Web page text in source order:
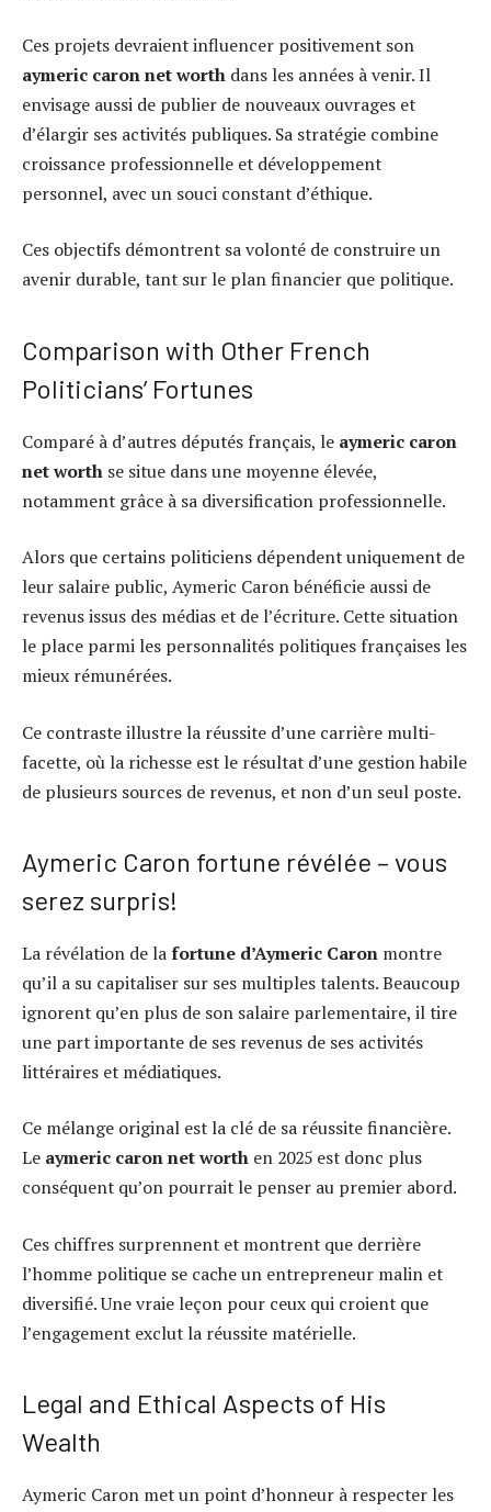
Ces projets devraient influencer positivement son
aymeric caron net worth dans les années à venir. Il
envisage aussi de publier de nouveaux ouvrages et
d’élargir ses activités publiques. Sa stratégie combine
croissance professionnelle et développement
personnel, avec un souci constant d’éthique.
Ces objectifs démontrent sa volonté de construire un
avenir durable, tant sur le plan financier que politique.
Comparison with Other French
Politicians’ Fortunes
Comparé à d’autres députés français, le aymeric caron
net worth se situe dans une moyenne élevée,
notamment grâce à sa diversification professionnelle.
Alors que certains politiciens dépendent uniquement de
leur salaire public, Aymeric Caron bénéficie aussi de
revenus issus des médias et de l’écriture. Cette situation
le place parmi les personnalités politiques françaises les
mieux rémunérées.
Ce contraste illustre la réussite d’une carrière multi-
facette, où la richesse est le résultat d’une gestion habile
de plusieurs sources de revenus, et non d’un seul poste.
Aymeric Caron fortune révélée – vous
serez surpris!
La révélation de lafortune d’Aymeric Caron montre
qu’il a su capitaliser sur ses multiples talents. Beaucoup
ignorent qu’en plus de son salaire parlementaire, il tire
une part importante de ses revenus de ses activités
littéraires et médiatiques.
Ce mélange original est la clé de sa réussite financière.
Le aymeric caron net worth en 2025 est donc plus
conséquent qu’on pourrait le penser au premier abord.
Ces chiffres surprennent et montrent que derrière
l’homme politique se cache un entrepreneur malin et
diversifié. Une vraie leçon pour ceux qui croient que
l’engagement exclut la réussite matérielle.
Legal and Ethical Aspects of His
Wealth
Aymeric Caron met un point d’honneur à respecter les